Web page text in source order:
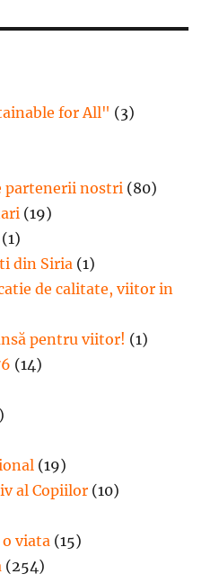
for All" (3)
partenerii nostri (80)
(19)
(1)
din Siria (1)
de calitate, viitor in
pentru viitor! (1)
(14)
(19)
al Copiilor (10)
viata (15)
(254)